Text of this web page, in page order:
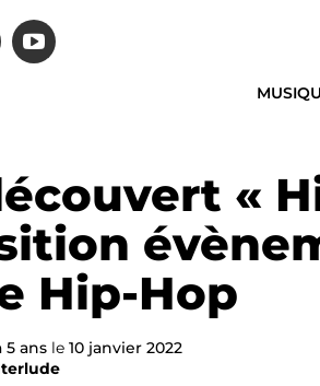
«
Hip-Hop
5 ans le 10 janvier 2022